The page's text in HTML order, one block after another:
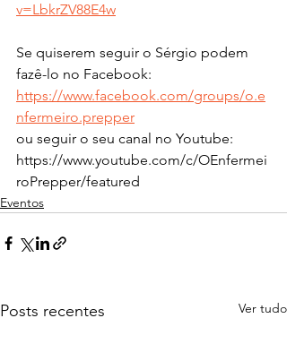
v=LbkrZV88E4w
Se quiserem seguir o Sérgio podem
fazê-lo no Facebook:
https://www.facebook.com/groups/o.e
nfermeiro.prepper
ou seguir o seu canal no Youtube:
https://www.youtube.com/c/OEnfermei
roPrepper/featured
Eventos
Posts recentes Ver tudo